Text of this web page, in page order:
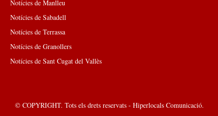
Notícies de Manlleu
Notícies de Sabadell
Notícies de Terrassa
Notícies de Granollers
Notícies de Sant Cugat del Vallès
© COPYRIGHT. Tots els drets reservats - Hiperlocals Comunicació.